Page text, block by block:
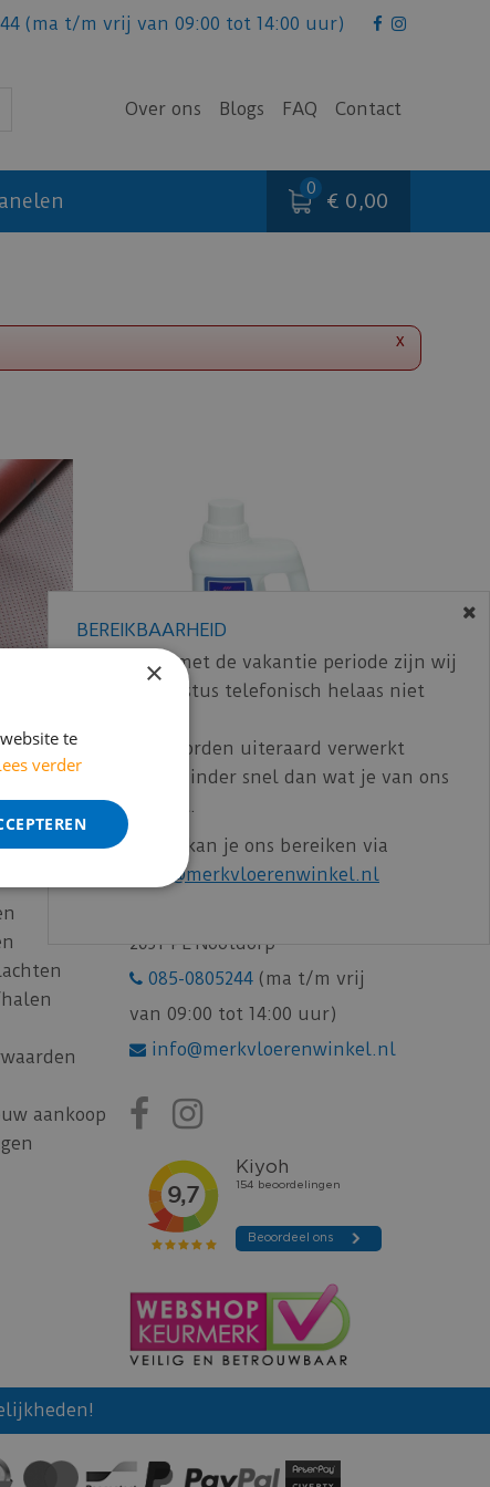
(ma t/m vrij van 09:00 tot 14:00 uur)
Over ons Blogs FAQ Contact
€ 0,00
x
Onderhoud
aankoop
merkvloerenwinkel.nl
2631 PE Nootdorp
085-0805244 (ma t/m vrij
van 09:00 tot 14:00 uur)
info@merkvloerenwinkel.nl
BEREIKBAARHEID
In verband met de vakantie periode zijn wij
t/m 14 augustus telefonisch helaas niet
Bestelling worden uiteraard verwerkt
echter iets minder snel dan wat je van ons
gewend bent.
Voor vragen kan je ons bereiken via
info@merkvloerenwinkel.nl
×
te
verder